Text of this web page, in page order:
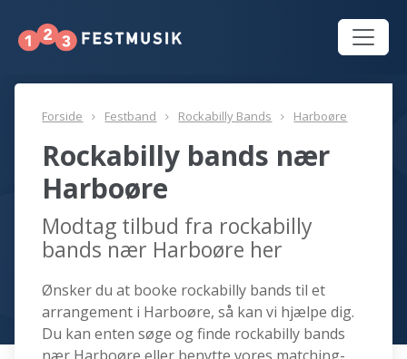
Forside Festband Rockabilly Bands Harboøre
Rockabilly bands nær
Harboøre
Modtag tilbud fra rockabilly
bands nær Harboøre her
Ønsker du at booke rockabilly bands til et
arrangement i Harboøre, så kan vi hjælpe dig.
Du kan enten søge og finde rockabilly bands